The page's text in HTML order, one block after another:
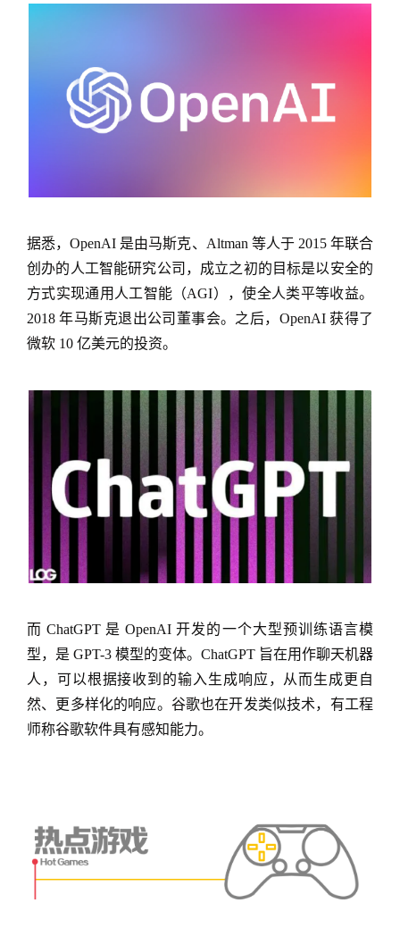
据悉，OpenAI 是由马斯克、Altman 等人于 2015 年联合
创办的人工智能研究公司，成立之初的目标是以安全的
方式实现通用人工智能（AGI），使全人类平等收益。
2018 年马斯克退出公司董事会。之后，OpenAI 获得了
微软 10 亿美元的投资。
而 ChatGPT 是 OpenAI 开发的一个大型预训练语言模
型，是 GPT-3 模型的变体。ChatGPT 旨在用作聊天机器
人，可以根据接收到的输入生成响应，从而生成更自
然、更多样化的响应。谷歌也在开发类似技术，有工程
师称谷歌软件具有感知能力。